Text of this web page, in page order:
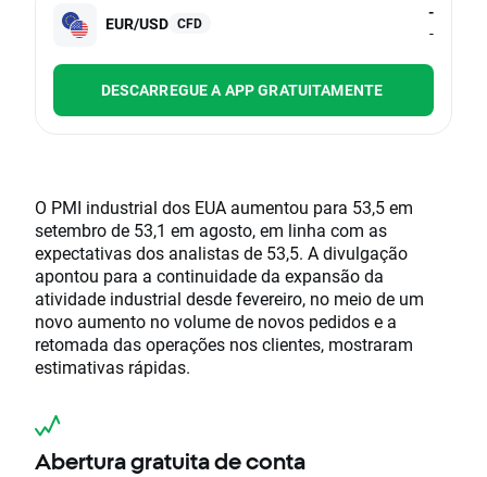
EUR/USD CFD
-
-
DESCARREGUE A APP GRATUITAMENTE
O PMI industrial dos EUA aumentou para 53,5 em
setembro de 53,1 em agosto, em linha com as
expectativas dos analistas de 53,5. A divulgação
apontou para a continuidade da expansão da
atividade industrial desde fevereiro, no meio de um
novo aumento no volume de novos pedidos e a
retomada das operações nos clientes, mostraram
estimativas rápidas.
Abertura gratuita de conta